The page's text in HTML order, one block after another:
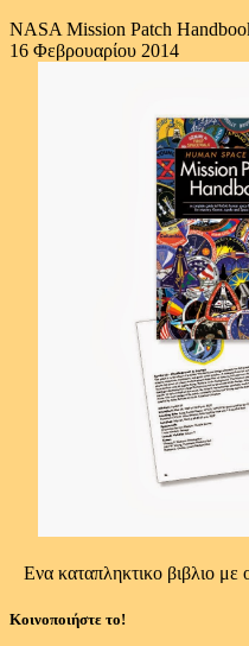
NASA Mission Patch
16 Φεβρουαρίου 2014
Ενα καταπληκτικο βιβλιο
Κοινοποιήστε το!